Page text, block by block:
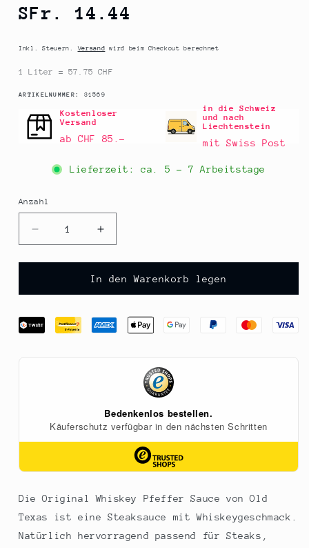
Normaler
SFr. 14.44
Inkl. Steuern.Versand wird beim Checkout berechnet
1 Liter = 57.75 CHF
ARTIKELNUMMER: SKU:
31569
Kostenloser
Versand
ab CHF 85.–
in die Schweiz
und nach
Liechtenstein
mit Swiss Post
Lieferzeit: ca. 5 - 7 Arbeitstage
Anzahl
Anzahl
Verringere
die
Menge
Old
-
Whiskey-
Erhöhe
die
Menge
für
Old
-
Whiskey-
ml
In den Warenkorb legen
Die Original Whiskey Pfeffer Sauce von Old
Texas ist eine Steaksauce mit Whiskeygeschmack.
Natürlich hervorragend passend für Steaks,